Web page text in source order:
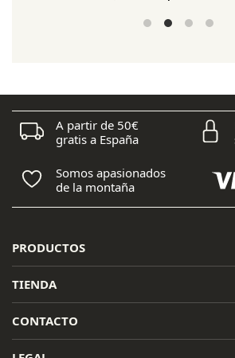
precio
15,95 €.
A partir de 50€
gratis a España
Somos apasionados
de la montaña
PRODUCTOS
TIENDA
CONTACTO